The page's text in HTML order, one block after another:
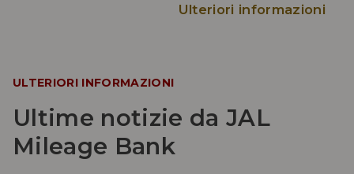
Ulteriori informazioni
ULTERIORI INFORMAZIONI
Ultime notizie da JAL
Mileage Bank